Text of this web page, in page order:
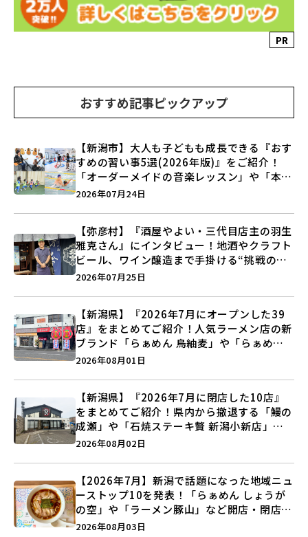
PR
おすすめ記事ピックアップ
【新潟市】大人も子どもも成長できる『おす
すめの習い事5選(2026年版)』をご紹介！
「オーダーメイドの音楽レッスン」や「本格
キックボクシング」で新しい自分を見つけよ
2026年07月24日
【弥彦村】『酒屋やよい・三代目店主の羽生
雅克さん』にインタビュー！地酒やクラフト
ビール、ワイン醸造まで手掛ける“挑戦の歴
史”に迫る♪
2026年07月25日
【新潟県】『2026年7月にオープンした39
店』をまとめてご紹介！人気ラーメン店の新
ブランド「らぁめん 鳥紬麦」や「らぁめん
しょうがの空」など盛りだくさん♪
2026年08月01日
【新潟県】『2026年7月に閉店した10店』
をまとめてご紹介！県内から撤退する「鰻の
成瀬」や「石焼ステーキ贅 新潟小新店」が
営業に幕…。
2026年08月02日
【2026年7月】新潟で話題になった地域ニュ
ーストップ10を発表！「らぁめん しょうが
の空」や「ラーメン豚山」など開店・閉店の
注目記事をランキングでご紹介♪
2026年08月03日